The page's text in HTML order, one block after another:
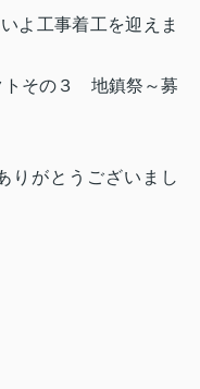
よ工事着工を迎えま
トその３ 地鎮祭～募
りがとうございまし